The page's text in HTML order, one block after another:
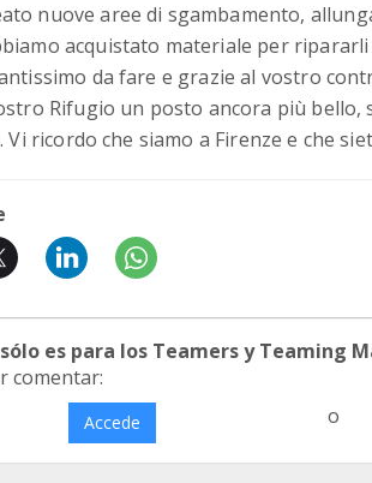
nuove aree di sgambamento,
acquistato materiale per
da fare e grazie al vostro
Rifugio un posto ancora più bello,
ricordo che siamo a Firenze e che
es para los Teamers y Teaming
comentar:
Accede o